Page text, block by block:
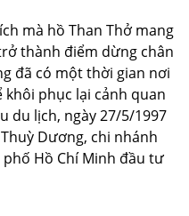
mà hồ Than Thở mang
thành điểm dừng chân
đã có một thời gian nơi
phục lại cảnh quan
du lịch, ngày 27/5/1997
Dương, chi nhánh
Hồ Chí Minh đầu tư